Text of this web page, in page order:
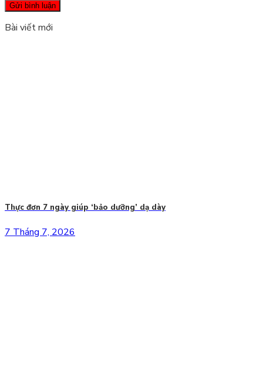
Bài viết mới
Thực đơn 7 ngày giúp ‘bảo dưỡng’ dạ dày
7 Tháng 7, 2026